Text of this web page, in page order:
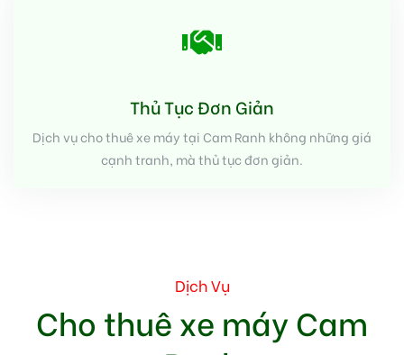
Thủ Tục Đơn Giản
Dịch vụ cho thuê xe máy tại Cam Ranh không những giá
cạnh tranh, mà thủ tục đơn giản.
Dịch Vụ
Cho thuê xe máy Cam